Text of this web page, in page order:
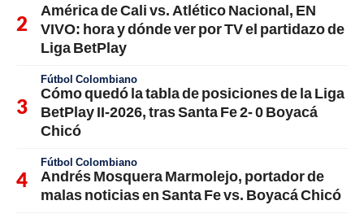
América de Cali vs. Atlético Nacional, EN
VIVO: hora y dónde ver por TV el partidazo de
Liga BetPlay
Fútbol Colombiano
Cómo quedó la tabla de posiciones de la Liga
BetPlay II-2026, tras Santa Fe 2- 0 Boyacá
Chicó
Fútbol Colombiano
Andrés Mosquera Marmolejo, portador de
malas noticias en Santa Fe vs. Boyacá Chicó